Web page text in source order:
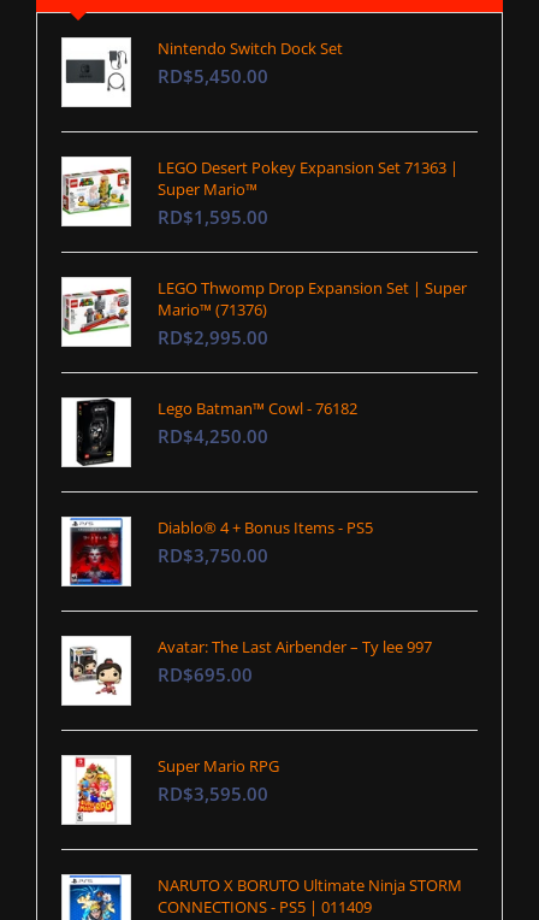
Nintendo Switch Dock Set
RD$5,450.00
LEGO Desert Pokey Expansion Set 71363 |
Super Mario™
RD$1,595.00
LEGO Thwomp Drop Expansion Set | Super
Mario™ (71376)
RD$2,995.00
Lego Batman™ Cowl - 76182
RD$4,250.00
Diablo® 4 + Bonus Items - PS5
RD$3,750.00
Avatar: The Last Airbender – Ty lee 997
RD$695.00
Super Mario RPG
RD$3,595.00
NARUTO X BORUTO Ultimate Ninja STORM
CONNECTIONS - PS5 | 011409